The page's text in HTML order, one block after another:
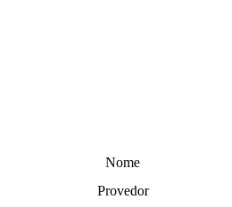
Nome
Provedor